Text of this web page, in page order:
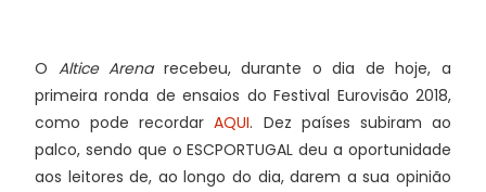
O Altice Arenarecebeu, durante o dia de hoje, a
primeira ronda de ensaios do Festival Eurovisão 2018,
como pode recordarAQUI. Dez países subiram ao
palco, sendo que o ESCPORTUGAL deu a oportunidade
aos leitores de, ao longo do dia, darem a sua opinião